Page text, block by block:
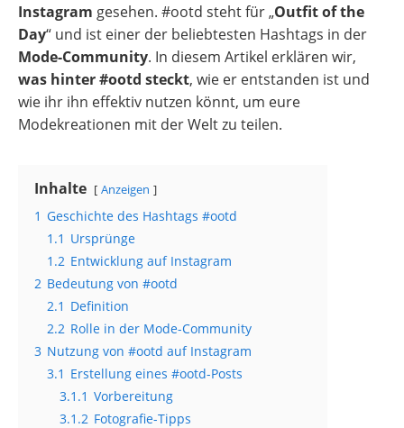
Instagram gesehen. #ootd steht für „Outfit of the
Day“ und ist einer der beliebtesten Hashtags in der
Mode-Community. In diesem Artikel erklären wir,
was hinter #ootd steckt, wie er entstanden ist und
wie ihr ihn effektiv nutzen könnt, um eure
Modekreationen mit der Welt zu teilen.
Inhalte Anzeigen
1 Geschichte des Hashtags #ootd
1.1 Ursprünge
1.2 Entwicklung auf Instagram
2 Bedeutung von #ootd
2.1 Definition
2.2 Rolle in der Mode-Community
3 Nutzung von #ootd auf Instagram
3.1 Erstellung eines #ootd-Posts
3.1.1 Vorbereitung
3.1.2 Fotografie-Tipps